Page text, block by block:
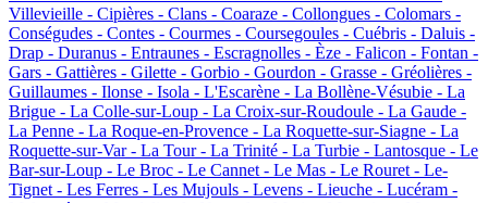
Villevieille - Cipières - Clans - Coaraze - Collongues - Colomars -
Conségudes - Contes - Courmes - Coursegoules - Cuébris - Daluis -
Drap - Duranus - Entraunes - Escragnolles - Èze - Falicon - Fontan -
Gars - Gattières - Gilette - Gorbio - Gourdon - Grasse - Gréolières -
Guillaumes - Ilonse - Isola - L'Escarène - La Bollène-Vésubie - La
Brigue - La Colle-sur-Loup - La Croix-sur-Roudoule - La Gaude -
La Penne - La Roque-en-Provence - La Roquette-sur-Siagne - La
Roquette-sur-Var - La Tour - La Trinité - La Turbie - Lantosque - Le
Bar-sur-Loup - Le Broc - Le Cannet - Le Mas - Le Rouret - Le-
Tignet - Les Ferres - Les Mujouls - Levens - Lieuche - Lucéram -